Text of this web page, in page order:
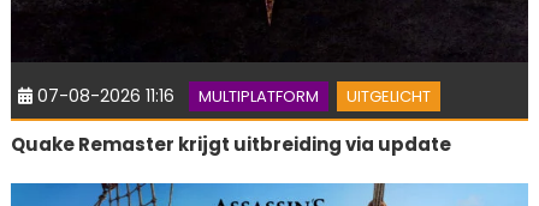
07-08-2026 11:16 MULTIPLATFORM UITGELICHT
Quake Remaster krijgt uitbreiding via update